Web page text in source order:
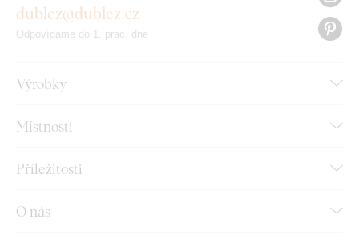
Výrobky
Místnosti
Příležitosti
O nás
dublez@dublez.cz
Odpovídáme do 1. prac. dne